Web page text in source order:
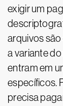
exigir um
arquivos
a variante
entram em
específicos.
precisa